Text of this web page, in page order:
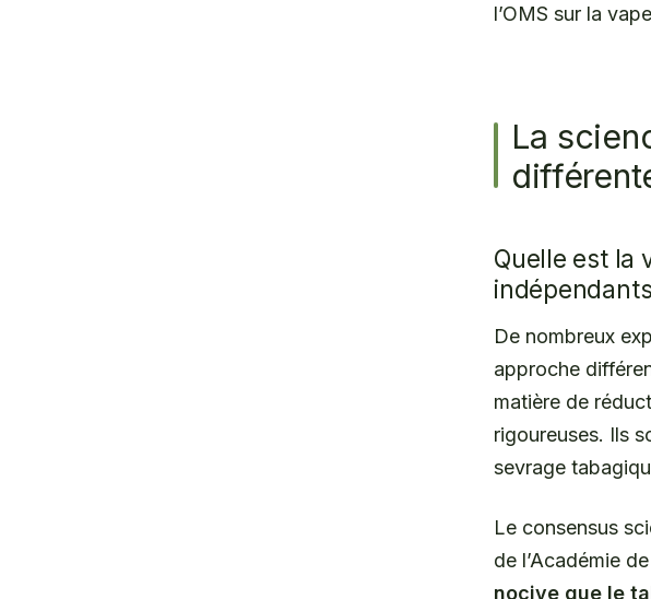
l’OMS sur la
La
Quelle est la
De nombreux
approche
matière de
rigoureuses. Ils
sevrage
Le consensus
de l’Académie
nocive que le